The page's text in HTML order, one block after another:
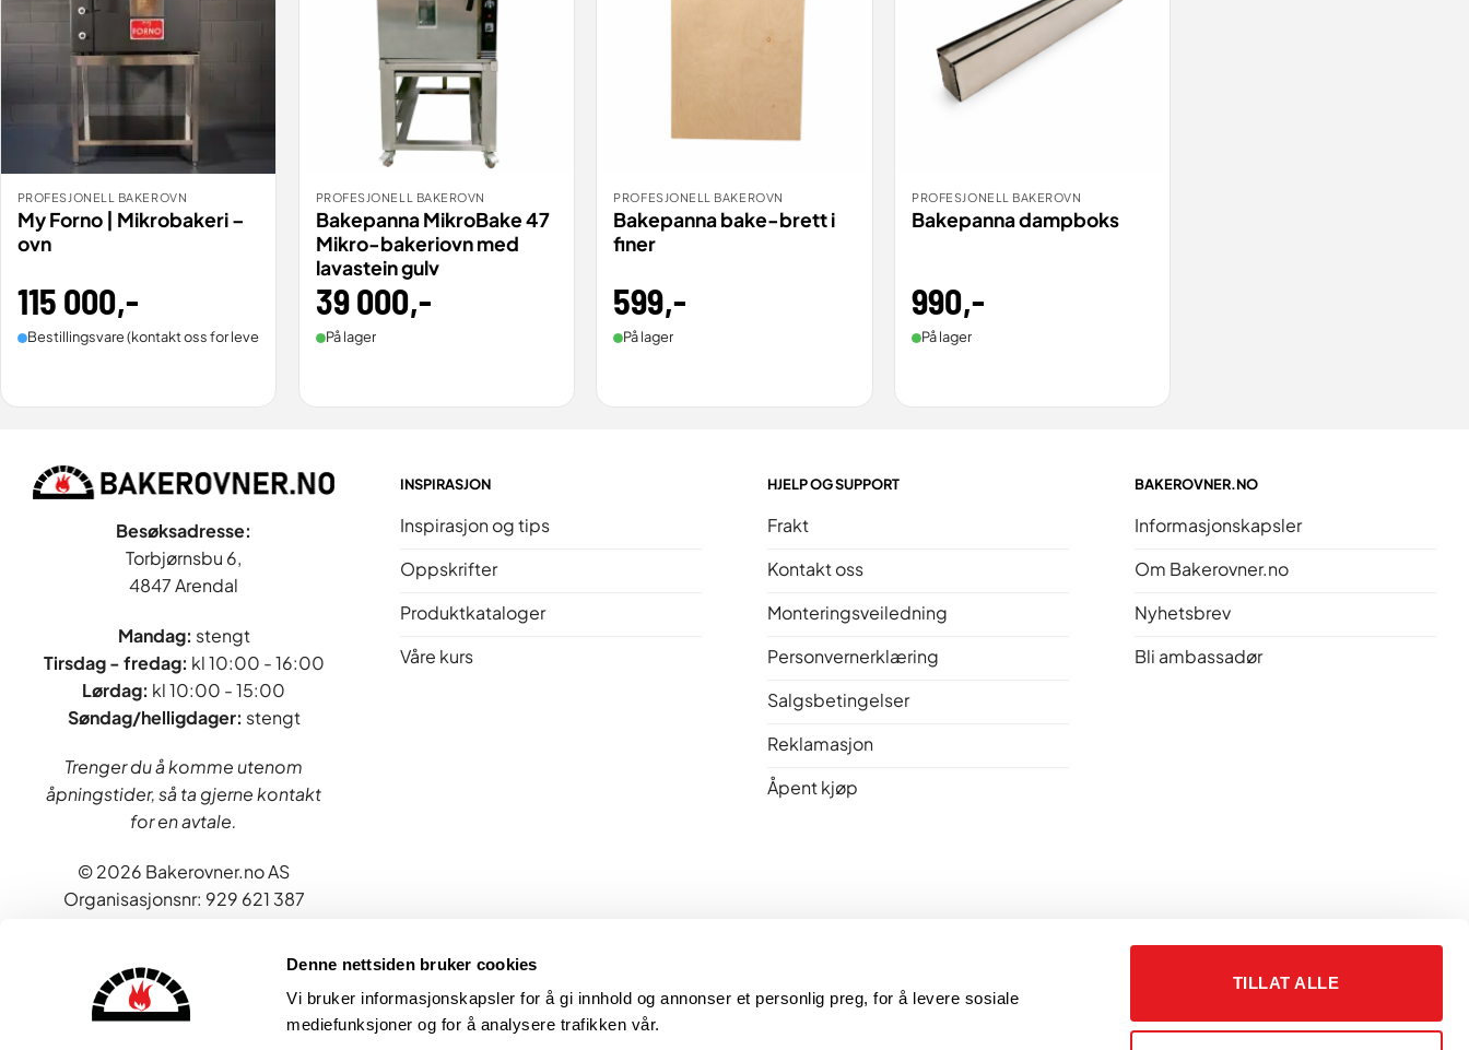
Denne nettsiden bruker cookies
Vi bruker informasjonskapsler for å gi innhold og annonser et personlig preg, for å levere sosiale
mediefunksjoner og for å analysere trafikken vår.
TILLAT ALLE
BESTILL
PROFESJONELL BAKEROVN
My Forno | Mikrobakeri –
ovn
115 000,-
Bestillingsvare (kontakt oss for leveringstid).
BESTILL
PROFESJONELL BAKEROVN
Bakepanna MikroBake 47
Mikro-bakeriovn med
lavastein gulv
39 000,-
På lager
BESTILL
PROFESJONELL BAKEROVN
Bakepanna bake-brett i
finer
599,-
På lager
BESTILL
PROFESJONELL BAKEROVN
Bakepanna dampboks
990,-
På lager
Besøksadresse:
Torbjørnsbu 6,
4847 Arendal
Mandag: stengt
Tirsdag - fredag: kl 10:00 - 16:00
Lørdag: kl 10:00 - 15:00
Søndag/helligdager: stengt
Trenger du å komme utenom
åpningstider, så ta gjerne kontakt
for en avtale.
© 2026 Bakerovner.no AS
Organisasjonsnr: 929 621 387
INSPIRASJON
Inspirasjon og tips
Oppskrifter
Produktkataloger
Våre kurs
HJELP OG SUPPORT
Frakt
Kontakt oss
Monteringsveiledning
Personvernerklæring
Salgsbetingelser
Reklamasjon
Åpent kjøp
BAKEROVNER.NO
Informasjonskapsler
Om Bakerovner.no
Nyhetsbrev
Bli ambassadør